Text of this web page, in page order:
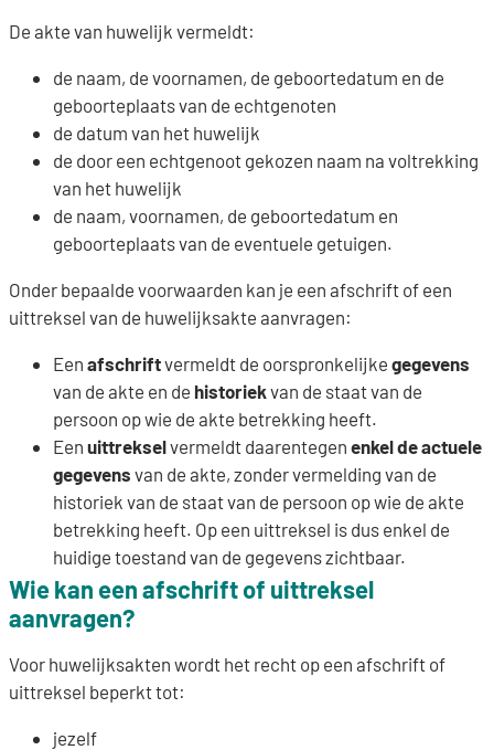
De akte van huwelijk vermeldt:
de naam, de voornamen, de geboortedatum en de
geboorteplaats van de echtgenoten
de datum van het huwelijk
de door een echtgenoot gekozen naam na voltrekking
van het huwelijk
de naam, voornamen, de geboortedatum en
geboorteplaats van de eventuele getuigen.
Onder bepaalde voorwaarden kan je een afschrift of een
uittreksel van de huwelijksakte aanvragen:
Een afschriftvermeldt de oorspronkelijke gegevens
van de akte en de historiekvan de staat van de
persoon op wie de akte betrekking heeft.
Een uittrekselvermeldt daarentegen enkel deactuele
gegevens van de akte, zonder vermelding van de
historiek van de staat van de persoon op wie de akte
betrekking heeft. Op een uittreksel is dus enkel de
huidige toestand van de gegevens zichtbaar.
Wie kan een afschrift of uittreksel
aanvragen?
Voor huwelijksakten wordt het recht op een afschrift of
uittreksel beperkt tot:
jezelf